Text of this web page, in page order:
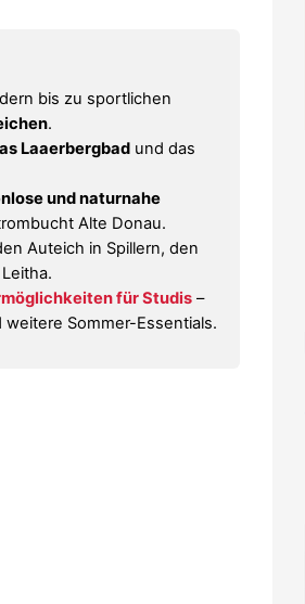
bis zu sportlichen
.
Laaerbergbad und das
und naturnahe
Alte Donau.
Auteich in Spillern, den
für Studis –
Sommer-Essentials.